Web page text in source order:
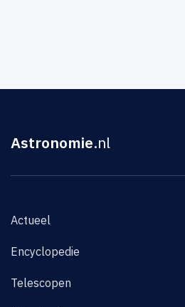
Astronomie.nl
Actueel
Encyclopedie
Telescopen